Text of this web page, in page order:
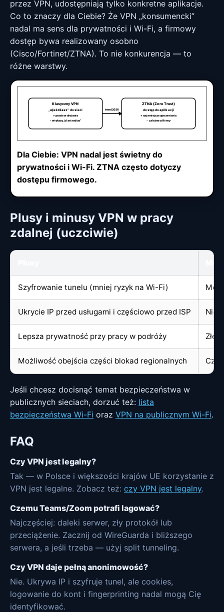
przez VPN, udostępniają tylko konkretne aplikacje.
Co to znaczy dla Ciebie? Że VPN „konsumencki”
nadal ma sens dla prywatności i Wi-Fi, a firmowy
dostęp bywa realizowany osobno
(Cisco/Fortinet/ZTNA). To nie konkurencja — to
różne warstwy.
Klasyczny VPN
„wjeżdżasz” do sieci
+ proste wdrożenie
- większy „blast radius”
ZTNA (Zero Trust)
dostęp do aplikacji
+ najmniejsze uprawnienia
- zależne od firmy
trend 2026
Dla Ciebie: VPN nadal jest świetny do
prywatności i Wi-Fi. ZTNA często dotyczy
dostępu firmowego.
Plusy i minusy VPN w pracy
zdalnej (uczciwie)
Szyfrowanie tunelu (mniej ryzyk na Wi-Fi)
Ukrycie IP przed usługami i częściowo przed ISP Nie
Lepsza prywatność przy pracy w podróży Złe
Możliwość obejścia części blokad regionalnych
Jeśli chcesz docisnąć temat bezpieczeństwa w
publicznych sieciach, dorzuć też: lista
bezpieczeństwa Wi-Fi oraz VPN na publicznym Wi-Fi.
FAQ
Czy VPN jest legalny?
Tak — w Polsce i większości krajów UE korzystanie z
VPN jest legalne. Zobacz też: czy VPN jest legalny.
Czemu Teams/Zoom potrafi lagować?
Najczęściej: daleki serwer, zły protokół lub
przeciążenie. Zacznij od WireGuarda i bliższego
serwera, a jeśli trzeba — użyj split tunneling.
Czy VPN daje pełną anonimowość?
Nie. Ukrywa IP i szyfruje tunel, ale cookies,
logowanie do kont i fingerprinting nadal mogą Cię
identyfikować.